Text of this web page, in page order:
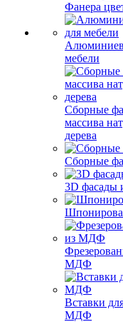
Фанера
мебели
Сборные
массива
дерева
Сборные
3D фасады
МДФ
Вставки
МДФ